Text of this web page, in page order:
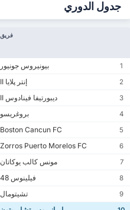
جدول الدوري
فريق
1 بيونيروس جونيور
2
إنتر پلايا II
3
ديبورتيفا فينادوس II
4
بروغريسو
5
6
7
مونس كالب يوكاتان
8
فيلينوس 48
9
تشيتومال